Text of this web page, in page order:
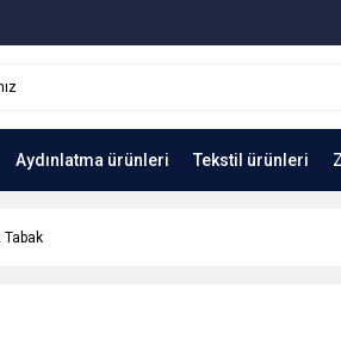
Aydınlatma ürünleri Tekstil ürünleri